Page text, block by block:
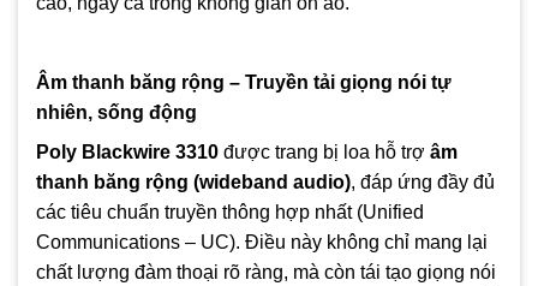
Âm thanh băng rộng – Truyền tải giọng nói tự
nhiên, sống động
Poly Blackwire 3310 được trang bị loa hỗ trợ âm
thanh băng rộng (wideband audio), đáp ứng đầy đủ
các tiêu chuẩn truyền thông hợp nhất (Unified
Communications – UC). Điều này không chỉ mang lại
chất lượng đàm thoại rõ ràng, mà còn tái tạo giọng nói